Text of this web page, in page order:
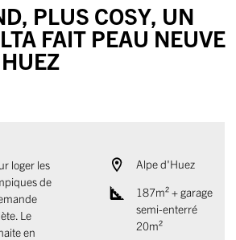
PLUS COSY, UN
FAIT PEAU NEUVE
loger les
de
Le
en
Alpe d'Huez
187m² + garage
semi-enterré
20m²